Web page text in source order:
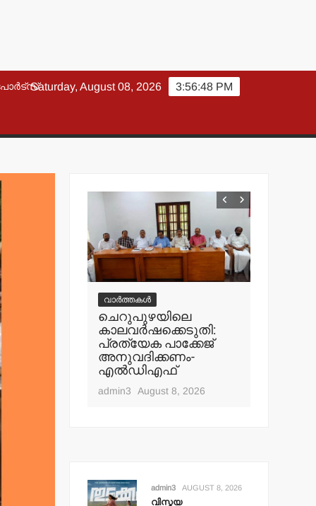
3:56:49 PM
Saturday, August 08, 2026
8, 2026
വാർത്തകൾ
ചെറുപുഴയിലെ
കാലവര്‍ഷക്കെടുതി:
പ്രത്യേക പാക്കേജ്
അനുവദിക്കണം-
എല്‍ഡിഎഫ്
admin3 August 8, 2026
admin3 AUGUST 8, 2026
വിസ്മയ